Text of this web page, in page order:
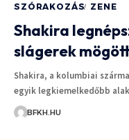
SZÓRAKOZÁS ZENE
Shakira
slágerek
Shakira, a kolumbiai
egyik legkiemelkedőbb
BFKH.HU